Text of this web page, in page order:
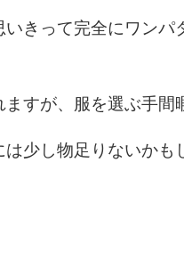
きって完全にワンパ
すが、服を選ぶ手間
少し物足りないかも